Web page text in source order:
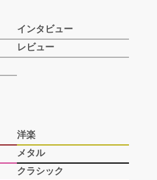
インタビュー
レビュー
洋楽
メタル
クラシック